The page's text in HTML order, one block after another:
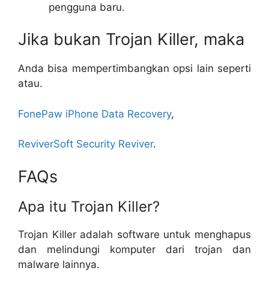
pengguna baru.
Jika bukan Trojan Killer, maka
Anda bisa mempertimbangkan opsi lain seperti
atau.
FonePaw iPhone Data Recovery,
ReviverSoft Security Reviver.
FAQs
Apa itu Trojan Killer?
Trojan Killer adalah software untuk menghapus
dan melindungi komputer dari trojan dan
malware lainnya.